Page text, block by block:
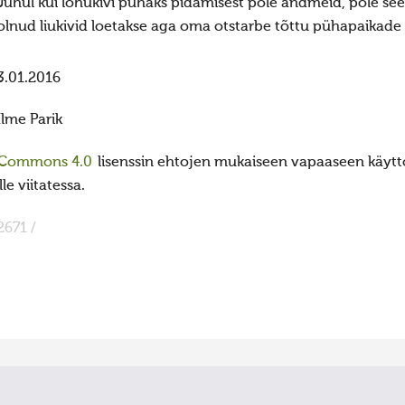
kui lohukivi pühaks pidamisest pole andmeid, pole
liukivid loetakse aga oma otstarbe tõttu pühapaikade
Parik
4.0 lisenssin ehtojen mukaiseen vapaaseen
viitatessa.
/